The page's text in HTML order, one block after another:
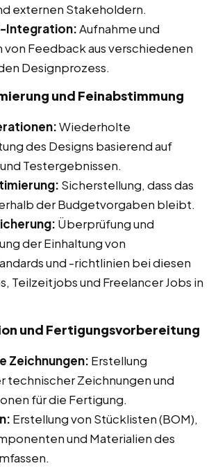
externen Stakeholdern.
Integration:Aufnahme und
Feedback aus verschiedenen
Designprozess.
und Feinabstimmung
Wiederholte
des Designs basierend auf
Testergebnissen.
Sicherstellung, dass das
der Budgetvorgaben bleibt.
Überprüfung und
der Einhaltung von
und -richtlinien bei diesen
Teilzeitjobs und Freelancer Jobs in
und Fertigungsvorbereitung
Zeichnungen: Erstellung
technischer Zeichnungen und
für die Fertigung.
Erstellung von Stücklisten (BOM),
und Materialien des